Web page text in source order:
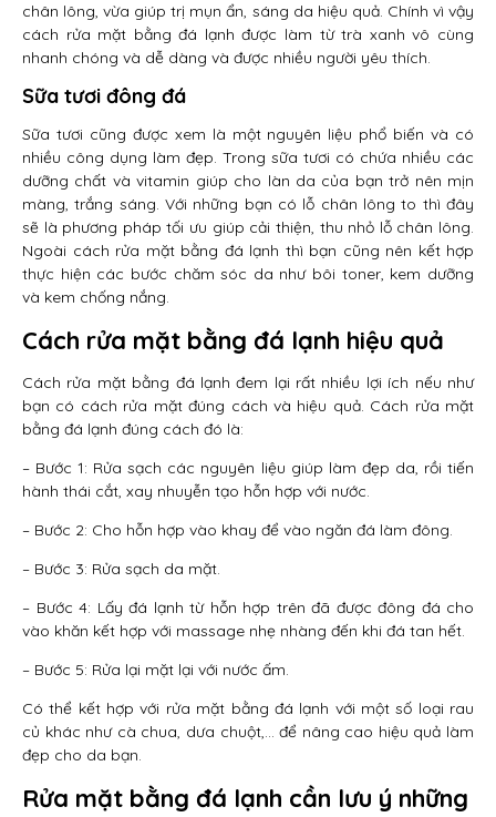
chân lông, vừa giúp trị mụn ẩn, sáng da hiệu quả. Chính vì vậy
cách rửa mặt bằng đá lạnh được làm từ trà xanh vô cùng
nhanh chóng và dễ dàng và được nhiều người yêu thích.
Sữa tươi đông đá
Sữa tươi cũng được xem là một nguyên liệu phổ biến và có
nhiều công dụng làm đẹp. Trong sữa tươi có chứa nhiều các
dưỡng chất và vitamin giúp cho làn da của bạn trở nên mịn
màng, trắng sáng. Với những bạn có lỗ chân lông to thì đây
sẽ là phương pháp tối ưu giúp cải thiện, thu nhỏ lỗ chân lông.
Ngoài cách rửa mặt bằng đá lạnh thì bạn cũng nên kết hợp
thực hiện các bước chăm sóc da như bôi toner, kem dưỡng
và kem chống nắng.
Cách rửa mặt bằng đá lạnh hiệu quả
Cách rửa mặt bằng đá lạnh đem lại rất nhiều lợi ích nếu như
bạn có cách rửa mặt đúng cách và hiệu quả. Cách rửa mặt
bằng đá lạnh đúng cách đó là:
– Bước 1: Rửa sạch các nguyên liệu giúp làm đẹp da, rồi tiến
hành thái cắt, xay nhuyễn tạo hỗn hợp với nước.
– Bước 2: Cho hỗn hợp vào khay để vào ngăn đá làm đông.
– Bước 3: Rửa sạch da mặt.
– Bước 4: Lấy đá lạnh từ hỗn hợp trên đã được đông đá cho
vào khăn kết hợp với massage nhẹ nhàng đến khi đá tan hết.
– Bước 5: Rửa lại mặt lại với nước ấm.
Có thể kết hợp với rửa mặt bằng đá lạnh với một số loại rau
củ khác như cà chua, dưa chuột,… để nâng cao hiệu quả làm
đẹp cho da bạn.
Rửa mặt bằng đá lạnh cần lưu ý những